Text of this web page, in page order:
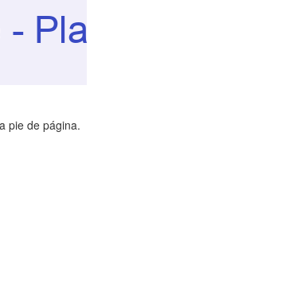
pie de página.